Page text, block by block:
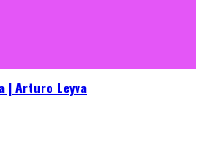
| Arturo Leyva